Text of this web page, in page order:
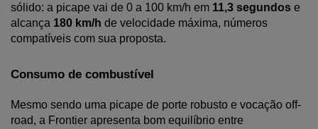
sólido: a picape vai de 0 a 100 km/h em 11,3 segundos e
alcança 180 km/h de velocidade máxima, números
compatíveis com sua proposta.
Consumo de combustível
Mesmo sendo uma picape de porte robusto e vocação off-
road, a Frontier apresenta bom equilíbrio entre